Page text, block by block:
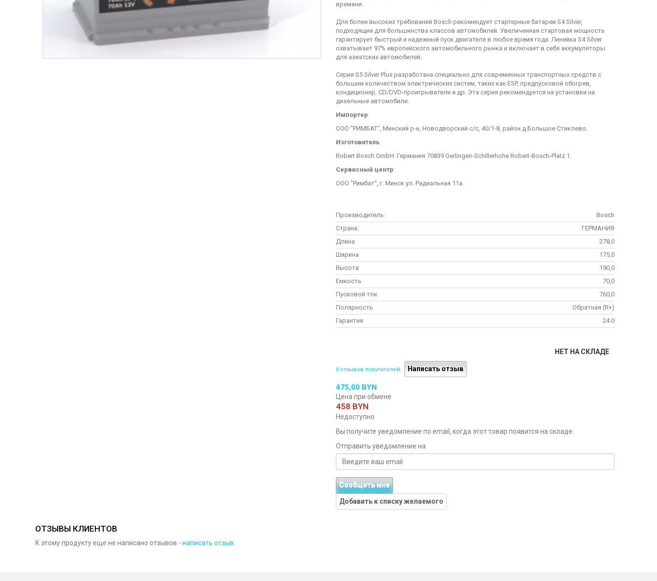
времени.
Для более высоких требований Bosch рекомендует стартерные батареи S4 Silver,
подходящие для большинства классов автомобилей. Увеличенная стартовая мощность
гарантирует быстрый и надежный пуск двигателя в любое время года. Линейка S4 Silver
охватывает 97% европейского автомобильного рынка и включает в себя аккумуляторы
для азиатских автомобилей.
Серия S5 Silver Plus разработана специально для современных транспортных средств с
большим количеством электрических систем, таких как ESP, предпусковой обогрев,
кондиционер, CD/DVD-проигрыватели и др. Эта серия рекомендуется на установки на
дизельные автомобили.
Импортер:
ООО "РИМБАТ", Минский р-н, Новодворский с/с, 40/1-8, район д.Большое Стиклево.
Изготовитель:
Robert Bosch GmbH. Германия 70839 Gerlingen-Schillerhohe Robert-Bosch-Platz 1.
Сервисный центр:
ООО "Римбат", г. Минск ул. Радиальная 11а.
Производитель:
Bosch
Страна:
ГЕРМАНИЯ
Длина
278,0
Ширина
175,0
Высота
190,0
Емкость
70,0
Пусковой ток
760,0
Полярность
Обратная (R+)
Гарантия
24.0
НЕТ НА СКЛАДЕ
0 отзывов покупателей Написать отзыв
475,00 BYN
Цена при обмене
458 BYN
Недоступно
Вы получите уведомление по email, когда этот товар появится на складе.
Отправить уведомление на
Сообщить мне
Добавить к списку желаемого
ОТЗЫВЫ КЛИЕНТОВ
К этому продукту еще не написано отзывов - написать отзыв.